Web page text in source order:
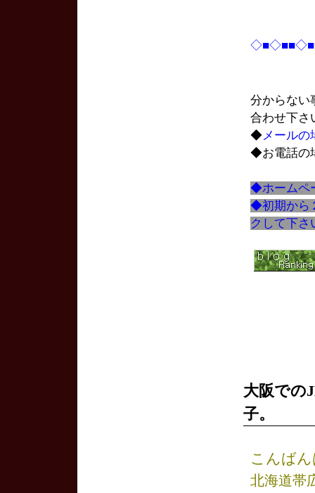
分からない
合わせ下さ
◆メールの
◆お電話の
◆ホームペ
◆初期から
クして下さ
大阪での
子。
こんば
北海道帯